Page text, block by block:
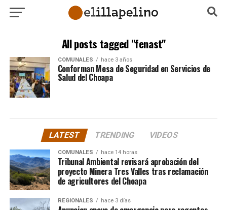
All posts tagged "fenast"
COMUNALES hace 3 años
Conforman Mesa de Seguridad en Servicios de
Salud del Choapa
LATEST TRENDING VIDEOS
COMUNALES hace 14 horas
Tribunal Ambiental revisará aprobación del
proyecto Minera Tres Valles tras reclamación
de agricultores del Choapa
REGIONALES hace 3 días